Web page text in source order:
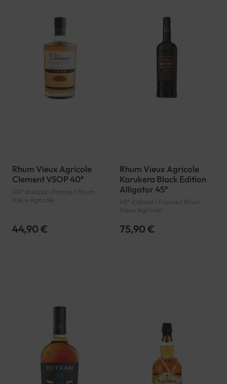
Rhum Vieux Agricole
Clement VSOP 40°
40° d'alcool | France | Rhum
Vieux Agricole
44,90 €
Rhum Vieux Agricole
Karukera Black Edition
Alligator 45°
45° d'alcool | France | Rhum
Vieux Agricole
75,90 €